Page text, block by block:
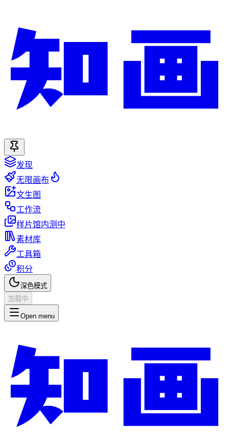
发现
无限画布
文生图
工作流
样片馆内测中
素材库
工具箱
积分
深色模式
加载中
Open menu